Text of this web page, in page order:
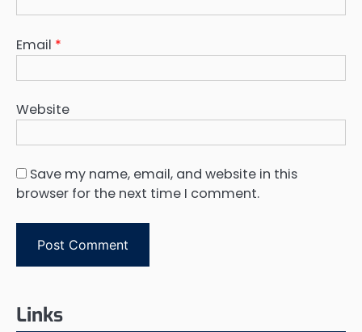
Email *
Website
Save my name, email, and website in this
browser for the next time I comment.
Links